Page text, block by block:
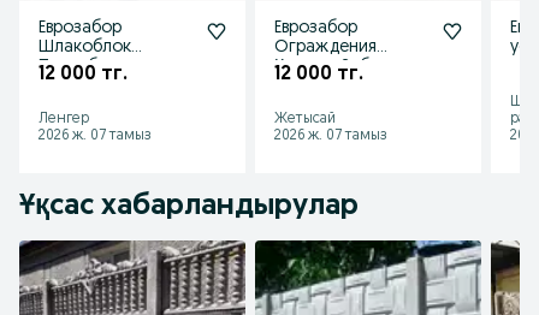
Еврозабор
Шлакоблок
Пескоблок
12 000 тг.
Ленгер
2026 ж. 07 тамыз
Еврозабор
Ограждения
Қоршау Забор
12 000 тг.
Жетысай
2026 ж. 07 тамыз
Ұқсас хабарландырулар